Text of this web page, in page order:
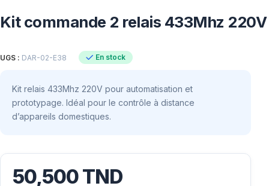
Kit commande 2 relais 433Mhz 220V
UGS : DAR-02-E38 En stock
Kit relais 433Mhz 220V pour automatisation et
prototypage. Idéal pour le contrôle à distance
d’appareils domestiques.
50,500TND